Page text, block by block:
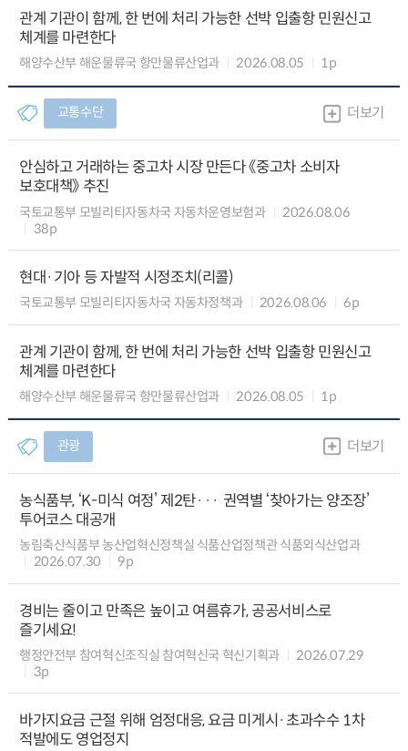
관계 기관이 함께, 한 번에 처리 가능한 선박 입출항 민원신고
체계를 마련한다
해양수산부 해운물류국 항만물류산업과 2026.08.05 1p
교통수단 더보기
안심하고 거래하는 중고차 시장 만든다 《중고차 소비자
보호대책》 추진
국토교통부 모빌리티자동차국 자동차운영보험과
2026.08.06
38p
현대·기아 등 자발적 시정조치(리콜)
국토교통부 모빌리티자동차국 자동차정책과 2026.08.06 6p
관계 기관이 함께, 한 번에 처리 가능한 선박 입출항 민원신고
체계를 마련한다
해양수산부 해운물류국 항만물류산업과 2026.08.05 1p
관광 더보기
농식품부, ‘K-미식 여정’ 제2탄··· 권역별 ‘찾아가는 양조장’
투어코스 대공개
농림축산식품부 농산업혁신정책실 식품산업정책관 식품외식산업과
2026.07.30
9p
경비는 줄이고 만족은 높이고 여름휴가, 공공서비스로
즐기세요!
행정안전부 참여혁신조직실 참여혁신국 혁신기획과
2026.07.29
3p
바가지요금 근절 위해 엄정대응, 요금 미게시·초과수수 1차
적발에도 영업정지